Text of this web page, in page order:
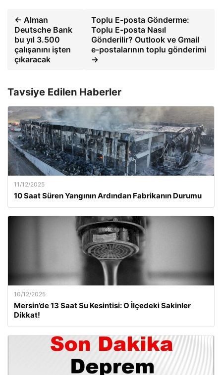
← Alman
Deutsche Bank
bu yıl 3.500
çalışanını işten
çıkaracak
Toplu E-posta Gönderme:
Toplu E-posta Nasıl
Gönderilir? Outlook ve Gmail
e-postalarının toplu gönderimi
→
Tavsiye Edilen Haberler
11/12/2025
10 Saat Süren Yangının Ardından Fabrikanın Durumu
10/12/2025
Mersin’de 13 Saat Su Kesintisi: O İlçedeki Sakinler
Dikkat!